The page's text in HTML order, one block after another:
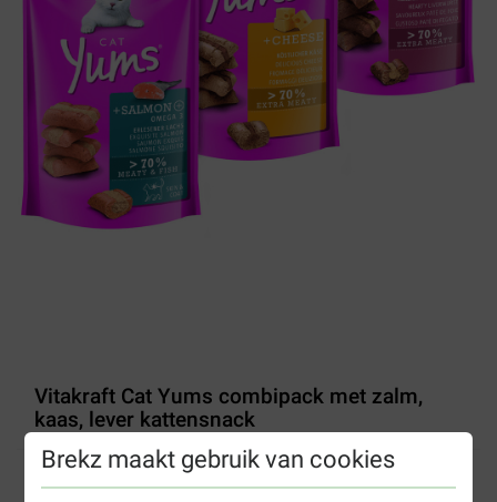
Brekz maakt gebruik van cookies
Vitakraft Cat Yums combipack met zalm,
kaas, lever kattensnack
(3) Productinformatie